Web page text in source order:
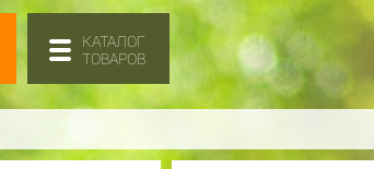
КАТАЛОГ
ТОВАРОВ